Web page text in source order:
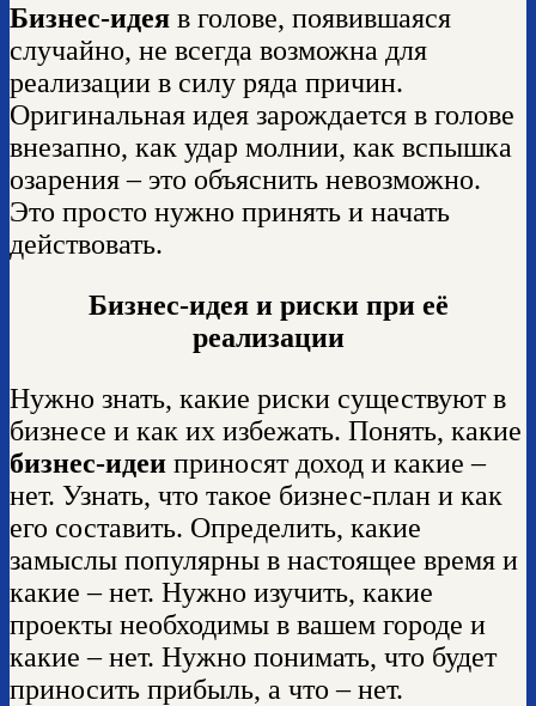
Бизнес-идея в голове, появившаяся
случайно, не всегда возможна для
реализации в силу ряда причин.
Оригинальная идея зарождается в голове
внезапно, как удар молнии, как вспышка
озарения – это объяснить невозможно.
Это просто нужно принять и начать
действовать.
Бизнес-идеяи риски при её
реализации
Нужно знать, какие риски существуют в
бизнесе и как их избежать. Понять, какие
бизнес-идеи приносят доход и какие –
нет. Узнать, что такое бизнес-план и как
его составить. Определить, какие
замыслы популярны в настоящее время и
какие – нет. Нужно изучить, какие
проекты необходимы в вашем городе и
какие – нет. Нужно понимать, что будет
приносить прибыль, а что – нет.